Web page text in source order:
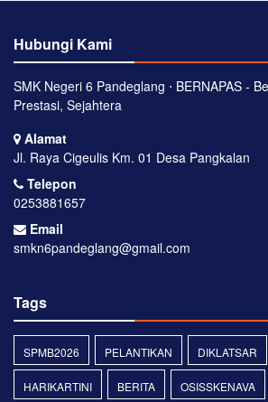
Hubungi Kami
SMK Negeri 6 Pandeglang ⋅ BERNAPAS -
Prestasi, Sejahtera
Alamat
Jl. Raya Cigeulis Km. 01 Desa Pangkalan
Telepon
0253881657
Email
smkn6pandeglang@gmail.com
Tags
SPMB2026 PELANTIKAN DIKLATSAR
HARIKARTINI BERITA OSISSKENAVA